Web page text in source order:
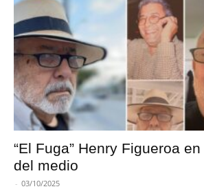
“El Fuga” Henry Figueroa
del medio
- 03/10/2025